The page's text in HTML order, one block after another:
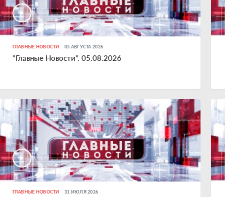
ГЛАВНЫЕ НОВОСТИ 05 АВГУСТА 2026
"Главные Новости". 05.08.2026
ГЛАВНЫЕ НОВОСТИ 31 ИЮЛЯ 2026